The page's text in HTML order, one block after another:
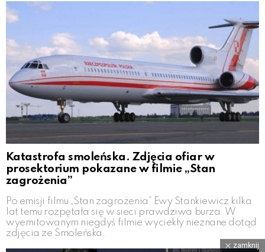
Katastrofa smoleńska. Zdjęcia ofiar w
prosektorium pokazane w filmie „Stan
zagrożenia”
Po emisji filmu „Stan zagrożenia” Ewy Stankiewicz kilka
lat temu rozpętała się w sieci prawdziwa burza. W
wyemitowanym niegdyś filmie wyciekły nieznane dotąd
zdjęcia ze Smoleńska.
zamknij